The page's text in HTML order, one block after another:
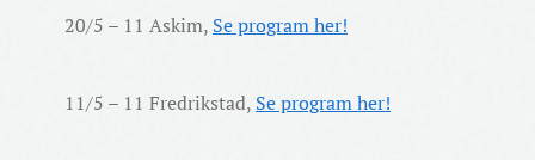
20/5 – 11 Askim, Se program her!
11/5 – 11 Fredrikstad, Se program her!